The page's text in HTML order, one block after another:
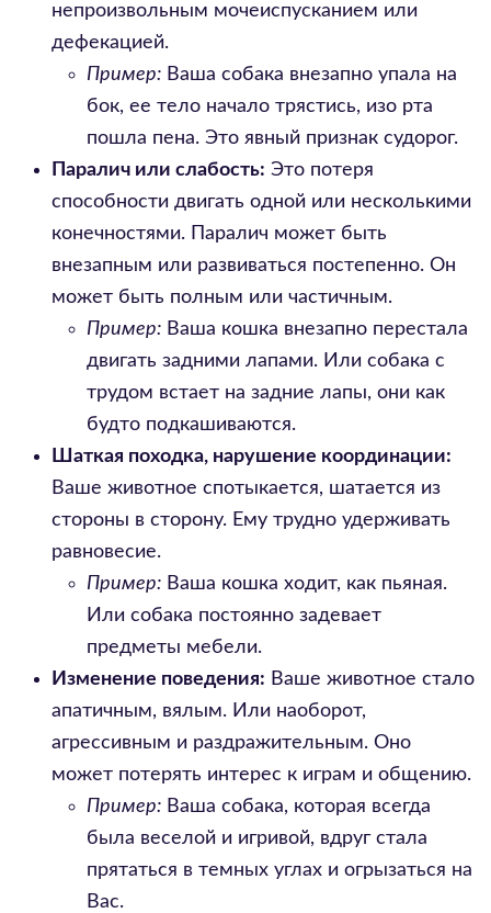
непроизвольным мочеиспусканием или
дефекацией.
Пример: Ваша собака внезапно упала на
бок, ее тело начало трястись, изо рта
пошла пена. Это явный признак судорог.
Паралич или слабость: Это потеря
способности двигать одной или несколькими
конечностями. Паралич может быть
внезапным или развиваться постепенно. Он
может быть полным или частичным.
Пример: Ваша кошка внезапно перестала
двигать задними лапами. Или собака с
трудом встает на задние лапы, они как
будто подкашиваются.
Шаткая походка, нарушение координации:
Ваше животное спотыкается, шатается из
стороны в сторону. Ему трудно удерживать
равновесие.
Пример: Ваша кошка ходит, как пьяная.
Или собака постоянно задевает
предметы мебели.
Изменение поведения: Ваше животное стало
апатичным, вялым. Или наоборот,
агрессивным и раздражительным. Оно
может потерять интерес к играм и общению.
Пример: Ваша собака, которая всегда
была веселой и игривой, вдруг стала
прятаться в темных углах и огрызаться на
Вас.